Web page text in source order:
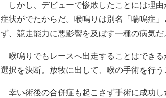
しかし、デビューで惨敗したことには理
症状がでたからだ。喉鳴りは別名「喘鳴症
ず、競走能力に悪影響を及ぼす一種の病気だ
喉鳴りでもレースへ出走することはでき
選択を決断。放牧に出して、喉の手術を行う
幸い術後の合併症も起こさず手術に成功